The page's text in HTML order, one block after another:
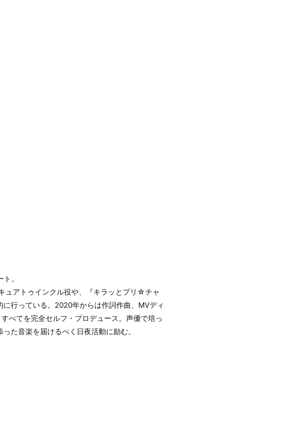
。
ュアトゥインクル役や、『キラッとプリ☆チャ
行っている。2020年からは作詞作曲、MVディ
べてを完全セルフ・プロデュース。声優で培っ
た音楽を届けるべく日夜活動に励む。